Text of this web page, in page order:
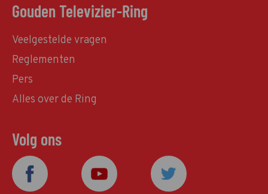
Gouden Televizier-Ring
Veelgestelde vragen
Reglementen
Pers
Alles over de Ring
Volg ons